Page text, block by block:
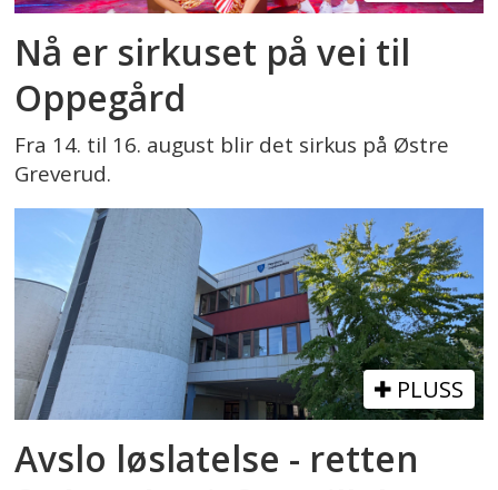
Nå er sirkuset på vei til
Oppegård
Fra 14. til 16. august blir det sirkus på Østre
Greverud.
PLUSS
Avslo løslatelse - retten